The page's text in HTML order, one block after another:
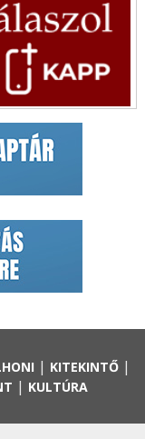
| KITEKINTŐ|
| KULTÚRA